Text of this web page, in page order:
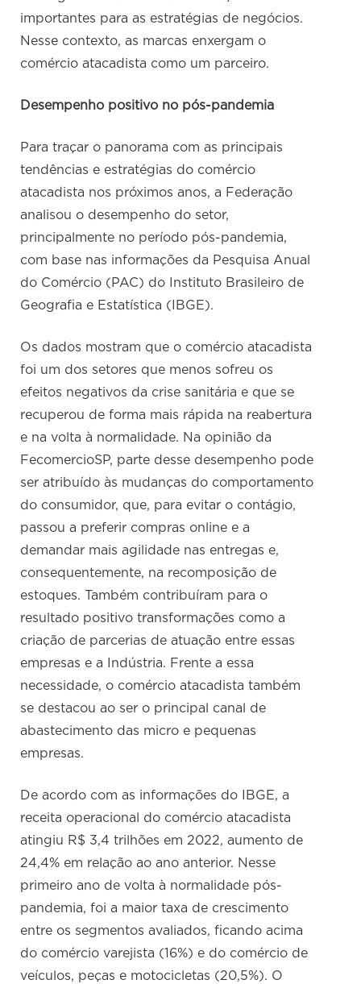
importantes para as estratégias de negócios.
Nesse contexto, as marcas enxergam o
comércio atacadista como um parceiro.
Desempenho positivo no pós-pandemia
Para traçar o panorama com as principais
tendências e estratégias do comércio
atacadista nos próximos anos, a Federação
analisou o desempenho do setor,
principalmente no período pós-pandemia,
com base nas informações da Pesquisa Anual
do Comércio (PAC) do Instituto Brasileiro de
Geografia e Estatística (IBGE).
Os dados mostram que o comércio atacadista
foi um dos setores que menos sofreu os
efeitos negativos da crise sanitária e que se
recuperou de forma mais rápida na reabertura
e na volta à normalidade. Na opinião da
FecomercioSP, parte desse desempenho pode
ser atribuído às mudanças do comportamento
do consumidor, que, para evitar o contágio,
passou a preferir compras online e a
demandar mais agilidade nas entregas e,
consequentemente, na recomposição de
estoques. Também contribuíram para o
resultado positivo transformações como a
criação de parcerias de atuação entre essas
empresas e a Indústria. Frente a essa
necessidade, o comércio atacadista também
se destacou ao ser o principal canal de
abastecimento das micro e pequenas
empresas.
De acordo com as informações do IBGE, a
receita operacional do comércio atacadista
atingiu R$ 3,4 trilhões em 2022, aumento de
24,4% em relação ao ano anterior. Nesse
primeiro ano de volta à normalidade pós-
pandemia, foi a maior taxa de crescimento
entre os segmentos avaliados, ficando acima
do comércio varejista (16%) e do comércio de
veículos, peças e motocicletas (20,5%). O